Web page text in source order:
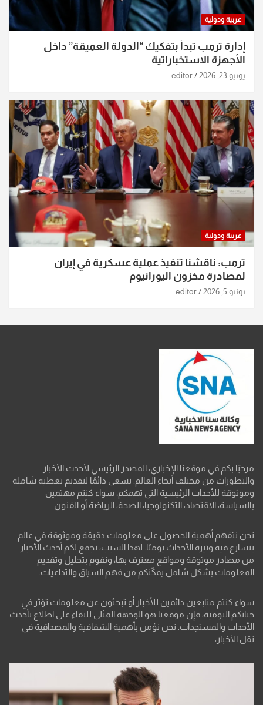
عربية ودولية
إدارة ترمب تبدأ بتفكيك “الدولة العميقة” داخل
الأجهزة الاستخباراتية
يونيو 23, 2026 editor
عربية ودولية
ترمب: ناقشنا تنفيذ عملية عسكرية في إيران
لمصادرة مخزون اليورانيوم
يونيو 5, 2026 editor
مرحبًا بكم في موقعنا الإخباري، المصدر الرئيسي لأحدث الأخبار
والتطورات من مختلف أنحاء العالم. نسعى دائمًا لتقديم تغطية شاملة
وموثوقة للأحداث الرئيسية التي تهمكم، سواء كنتم مهتمين
بالسياسة، الاقتصاد، التكنولوجيا، الصحة، الرياضة أو الفنون.
نحن نتفهم أهمية الحصول على معلومات دقيقة وموثوقة في عالم
يتسارع فيه وتيرة الأحداث يوميًا. لهذا السبب، نجمع لكم أحدث الأخبار
من مصادر موثوقة ومواقع معترف بها، ونقوم بتحليل وتقديم
المعلومات بشكل شامل يمكّنكم من فهم السياق والتداعيات.
سواء كنتم متابعين دائمين للأخبار أو تبحثون عن معلومات تؤثر في
حياتكم اليومية، فإن موقعنا هو الوجهة المثلى للبقاء على اطلاع بأحدث
الأحداث والمستجدات. نحن نؤمن بأهمية الشفافية والمصداقية في
نقل الأخبار،